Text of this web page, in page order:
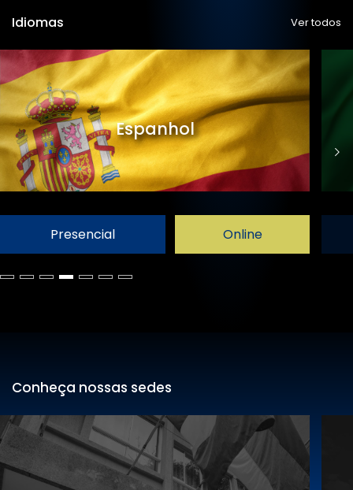
Idiomas Ver todos
Espanhol
Presencial Online
Conheça nossas sedes